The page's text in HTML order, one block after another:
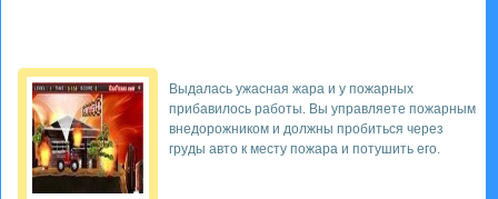
Выдалась ужасная жара и у пожарных
прибавилось работы. Вы управляете пожарным
внедорожником и должны пробиться через
груды авто к месту пожара и потушить его.